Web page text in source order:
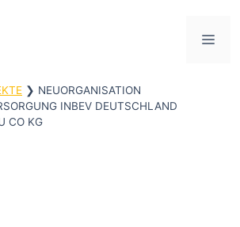
❯ NEUORGANISATION
INBEV DEUTSCHLAND
CO KG